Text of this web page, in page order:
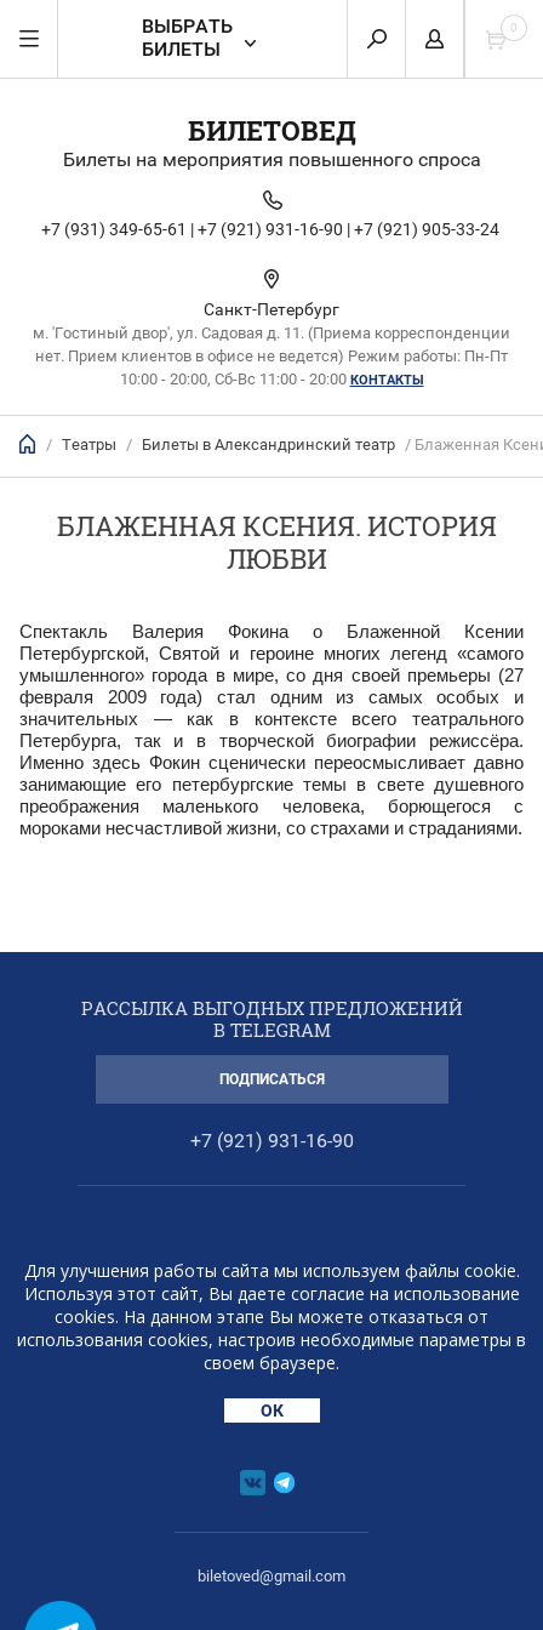
0
ВЫБРАТЬ
БИЛЕТЫ
БИЛЕТОВЕД
Билеты на мероприятия повышенного спроса
+7 (931) 349-65-61 | +7 (921) 931-16-90 | +7 (921) 905-33-24
Санкт-Петербург
м. 'Гостиный двор', ул. Садовая д. 11. (Приема корреспонденции
нет. Прием клиентов в офисе не ведется) Режим работы: Пн-Пт
10:00 - 20:00, Сб-Вс 11:00 - 20:00 КОНТАКТЫ
/ Театры / Билеты в Александринский театр / Блаженная
БЛАЖЕННАЯ КСЕНИЯ. ИСТОРИЯ
ЛЮБВИ
Спектакль Валерия Фокина о Блаженной Ксении
Петербургской, Святой и героине многих легенд «самого
умышленного» города в мире, со дня своей премьеры (27
февраля 2009 года) стал одним из самых особых и
значительных — как в контексте всего театрального
Петербурга, так и в творческой биографии режиссёра.
Именно здесь Фокин сценически переосмысливает давно
занимающие его петербургские темы в свете душевного
преображения маленького человека, борющегося с
мороками несчастливой жизни, со страхами и страданиями.
РАССЫЛКА ВЫГОДНЫХ ПРЕДЛОЖЕНИЙ
В TELEGRAM
ПОДПИСАТЬСЯ
+7 (921) 931-16-90
2013 - 2026 © СПб
Любая информация, представленная на
данном сайте, носит исключительно
информационный характер и ни при каких
условиях не является публичной офертой,
определяемой положениями статьи 437 ГК
biletoved@gmail.com
Для улучшения работы сайта мы используем файлы cookie.
Используя этот сайт, Вы даете согласие на использование
cookies. На данном этапе Вы можете отказаться от
использования cookies, настроив необходимые параметры в
своем браузере.
ОК